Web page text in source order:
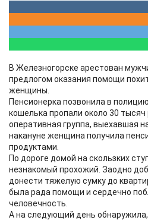
В Железногорске арестован
предлогом оказания помощи
женщины.
Пенсионерка позвонила в
кошелька пропали около 30
оперативная группа, выехавшая
накануне женщина получила
продуктами.
По дороге домой на скользких
незнакомый прохожий. Заодно
донести тяжелую сумку до
была рада помощи и сердечно
человечность.
А на следующий день обнаружила,